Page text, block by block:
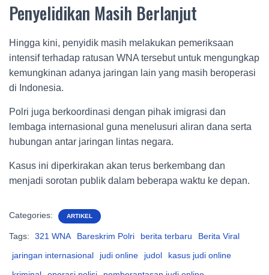
Penyelidikan Masih Berlanjut
Hingga kini, penyidik masih melakukan pemeriksaan
intensif terhadap ratusan WNA tersebut untuk mengungkap
kemungkinan adanya jaringan lain yang masih beroperasi
di Indonesia.
Polri juga berkoordinasi dengan pihak imigrasi dan
lembaga internasional guna menelusuri aliran dana serta
hubungan antar jaringan lintas negara.
Kasus ini diperkirakan akan terus berkembang dan
menjadi sorotan publik dalam beberapa waktu ke depan.
Categories: ARTIKEL
Tags: 321 WNA Bareskrim Polri berita terbaru
Berita Viral
jaringan internasional
judi online judol
kasus judi online